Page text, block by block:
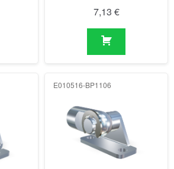
7,13 €
E010516-BP1106